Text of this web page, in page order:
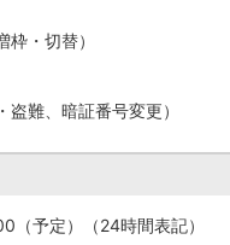
・切替）
難、暗証番号変更）
予定）（24時間表記）